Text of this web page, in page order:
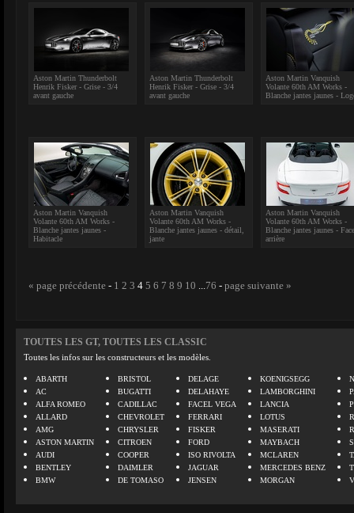
Aston Martin Thunderbolt
Henrik Fisker - Grise - 3/4
avant gauche
Aston Martin Thunderbolt
Henrik Fisker - Grise - 3/4
avant gauche
Aston Martin Vanquish
Volante 60th AM Works -
Blanche jantes jaunes -
Aston Martin Vanquish
Volante 60th AM Works -
Blanche jantes jaunes -
Habitacle
Aston Martin Vanquish
Volante 60th AM Works -
Blanche jantes jaunes - détail,
jante
Aston Martin Vanquish
Volante 60th AM Works -
Blanche jantes jaunes - Face
arrière
« page précédente - 1 2 3 4 5 6 7 8 9 10 ...76 - page suivante »
TOUTES LES GT, TOUTES LES CLASSIC
Toutes les infos sur les constructeurs et les modèles.
ABARTH
AC
ALFA ROMEO
ALLARD
AMG
ASTON MARTIN
AUDI
BENTLEY
BMW
BRISTOL
BUGATTI
CADILLAC
CHEVROLET
CHRYSLER
CITROEN
COOPER
DAIMLER
DE TOMASO
DELAGE
DELAHAYE
FACEL VEGA
FERRARI
FISKER
FORD
ISO RIVOLTA
JAGUAR
JENSEN
KOENIGSEGG
LAMBORGHINI
LANCIA
LOTUS
MASERATI
MAYBACH
MCLAREN
MERCEDES BENZ
MORGAN